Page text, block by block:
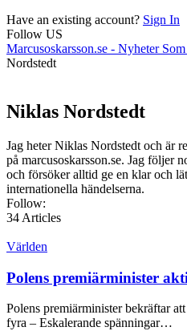
Have an existing account? Sign In
Follow US
Marcusoskarsson.se - Nyheter
Nordstedt
Niklas Nordstedt
Jag heter Niklas Nordstedt och är
på marcusoskarsson.se. Jag följer
och försöker alltid ge en klar och
internationella händelserna.
Follow:
34 Articles
Världen
Polens premiärminister
Polens premiärminister bekräftar
fyra – Eskalerande spänningar…